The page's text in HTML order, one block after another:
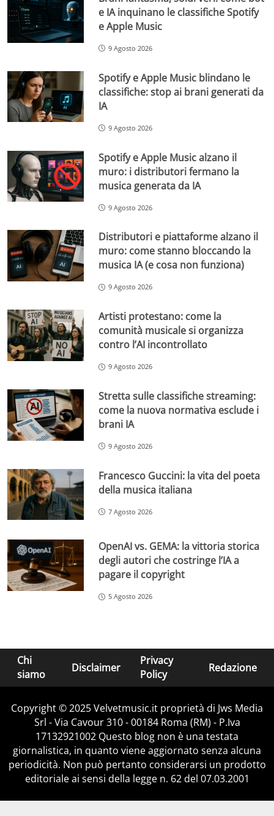
e IA inquinano le classifiche Spotify
e Apple Music
9 Agosto 2026
Spotify e Apple Music blindano le
classifiche: stop ai brani generati da
IA
9 Agosto 2026
Spotify e Apple Music alzano il
muro: i distributori fermano la
musica generata da IA
9 Agosto 2026
Distributori e piattaforme alzano il
muro: come stanno bloccando la
musica IA (e cosa non funziona)
9 Agosto 2026
Artisti protestano: come la
comunità musicale si organizza
contro l’AI incontrollato
9 Agosto 2026
Stretta sulle classifiche streaming:
come la nuova normativa esclude i
brani IA
9 Agosto 2026
Francesco Guccini: la vita del poeta
della musica italiana
7 Agosto 2026
OpenAI vs. GEMA: la vittoria storica
degli autori che costringe l’IA a
pagare il copyright
5 Agosto 2026
Chi
siamo
Disclaimer
Privacy
Policy
Redazione
Copyright © 2025 Velvetmusic.it proprietà di Jws Media
Srl - Via Cavour 310 - 00184 Roma (RM) - P.Iva
17132921002 Questo blog non è una testata
giornalistica, in quanto viene aggiornato senza alcuna
periodicità. Non può pertanto considerarsi un prodotto
editoriale ai sensi della legge n. 62 del 07.03.2001